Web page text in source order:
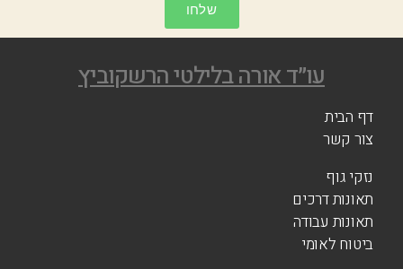
שלחו
עו״ד אורה בלילטי הרשקוביץ
דף הבית
צור קשר
נזקי גוף
תאונות דרכים
תאונות עבודה
ביטוח לאומי